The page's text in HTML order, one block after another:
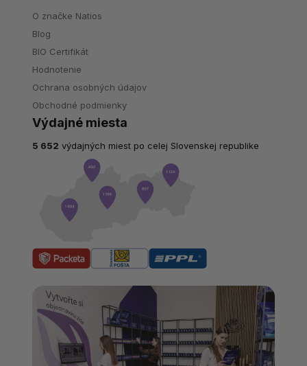
O značke Natios
Blog
BIO Certifikát
Hodnotenie
Ochrana osobných údajov
Obchodné podmienky
Výdajné miesta
5 652 výdajných miest po celej Slovenskej republike